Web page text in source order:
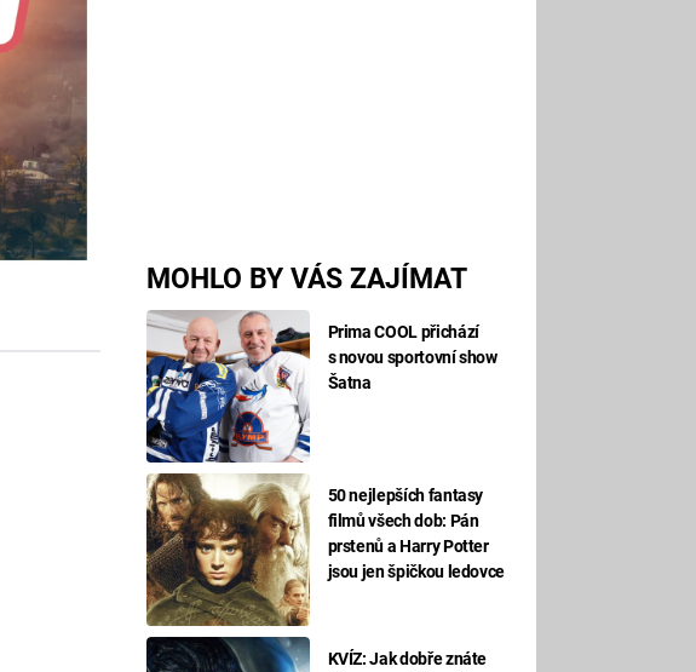
MOHLO BY VÁS ZAJÍMAT
Prima COOL přichází
s novou sportovní show
Šatna
50 nejlepších fantasy
filmů všech dob: Pán
prstenů a Harry Potter
jsou jen špičkou ledovce
KVÍZ: Jak dobře znáte